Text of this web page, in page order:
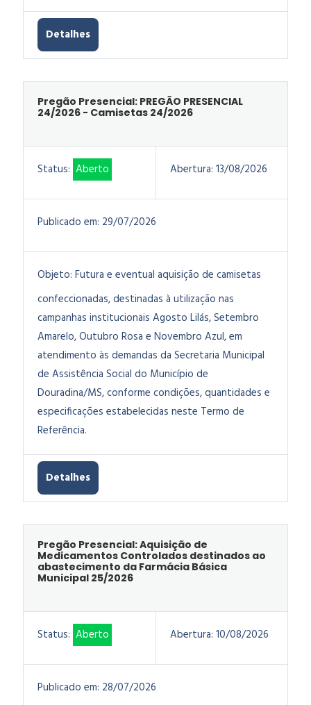
Detalhes
Pregão Presencial: PREGÃO PRESENCIAL
24/2026 - Camisetas 24/2026
Status: Aberto Abertura: 13/08/2026
Publicado em: 29/07/2026
Objeto: Futura e eventual aquisição de camisetas
confeccionadas, destinadas à utilização nas
campanhas institucionais Agosto Lilás, Setembro
Amarelo, Outubro Rosa e Novembro Azul, em
atendimento às demandas da Secretaria Municipal
de Assistência Social do Município de
Douradina/MS, conforme condições, quantidades e
especificações estabelecidas neste Termo de
Referência.
Detalhes
Pregão Presencial: Aquisição de
Medicamentos Controlados destinados ao
abastecimento da Farmácia Básica
Municipal 25/2026
Status: Aberto Abertura: 10/08/2026
Publicado em: 28/07/2026